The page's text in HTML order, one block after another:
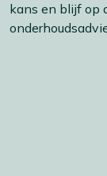
kans en blijf op